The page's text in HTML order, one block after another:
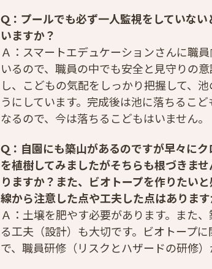
Q：プールでも必ず一人監視をしていな
いますか？
Ａ：スマートエデュケーションさんに職
いるので、職員の中でも安全と見守りの
し、こどもの気配をしっかり把握して、
うにしています。完成後は池に落ちるこ
なるので、今は落ちるこどもはいません。
Q：自園にも築山があるのですが早々に
を植樹してみましたがそちらも根づきま
りますか？また、ビオトープを作りたい
線から注意した点や工夫した点はあります
Ａ：土壌を肥やす必要があります。また
る工夫（設計）も大切です。ビオトープ
で、職員研修（リスクとハザードの研修）